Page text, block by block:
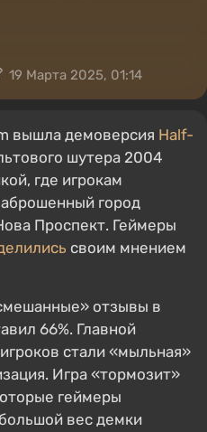
19 Марта 2025, 01:14
вышла демоверсия Half-
шутера 2004
где игрокам
город
Проспект. Геймеры
своим мнением
отзывы в
66%. Главной
стали «мыльная»
Игра «тормозит»
геймеры
вес демки